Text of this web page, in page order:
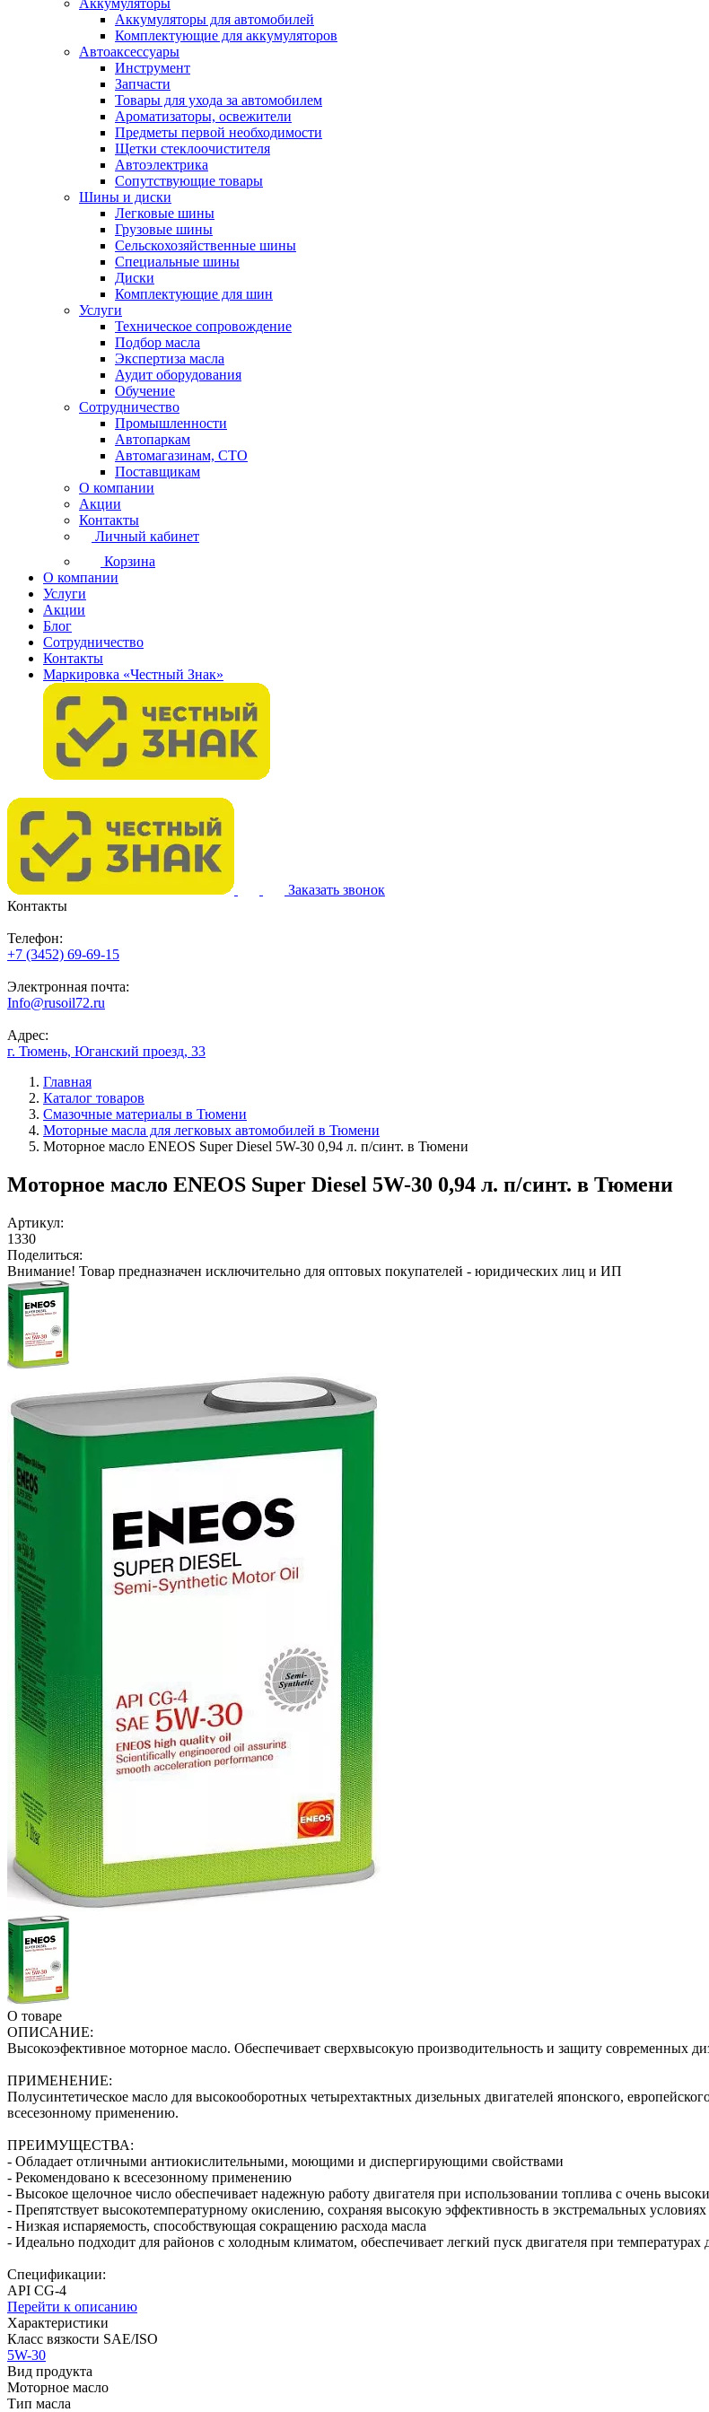
Аккумуляторы
Аккумуляторы для автомобилей
Комплектующие для аккумуляторов
Автоаксессуары
Инструмент
Запчасти
Товары для ухода за автомобилем
Ароматизаторы, освежители
Предметы первой необходимости
Щетки стеклоочистителя
Автоэлектрика
Сопутствующие товары
Шины и диски
Легковые шины
Грузовые шины
Сельскохозяйственные шины
Специальные шины
Диски
Комплектующие для шин
Услуги
Техническое сопровождение
Подбор масла
Экспертиза масла
Аудит оборудования
Обучение
Сотрудничество
Промышленности
Автопаркам
Автомагазинам, СТО
Поставщикам
О компании
Акции
Контакты
Личный кабинет
Корзина
О компании
Услуги
Акции
Блог
Сотрудничество
Контакты
Маркировка «Честный Знак»
Заказать звонок
Контакты
Телефон:
+7 (3452) 69-69-15
Электронная почта:
Info@rusoil72.ru
Адрес:
г. Тюмень, Юганский проезд, 33
Главная
Каталог товаров
Смазочные материалы в Тюмени
Моторные масла для легковых автомобилей в Тюмени
Моторное масло ENEOS Super Diesel 5W-30 0,94 л. п/синт. в Тюмени
Моторное масло ENEOS Super Diesel 5W-30 0,94 л. п/синт. в Тюмени
Артикул:
1330
Поделиться:
Внимание! Товар предназначен исключительно для оптовых покупателей - юридических лиц и ИП
О товаре
ОПИСАНИЕ:
Высокоэфективное моторное масло. Обеспечивает сверхвысокую производительность и защиту современных
ПРИМЕНЕНИЕ:
Полусинтетическое масло для высокооборотных четырехтактных дизельных двигателей японского,
всесезонному применению.
ПРЕИМУЩЕСТВА:
- Обладает отличными антиокислительными, моющими и диспергирующими свойствами
- Рекомендовано к всесезонному применению
- Высокое щелочное число обеспечивает надежную работу двигателя при использовании топлива с очень
- Препятствует высокотемпературному окислению, сохраняя высокую эффективность в экстремальных условиях
- Низкая испаряемость, способствующая сокращению расхода масла
- Идеально подходит для районов с холодным климатом, обеспечивает легкий пуск двигателя при температурах
Спецификации:
API CG-4
Перейти к описанию
Характеристики
Класс вязкости SAE/ISO
5W-30
Вид продукта
Моторное масло
Тип масла